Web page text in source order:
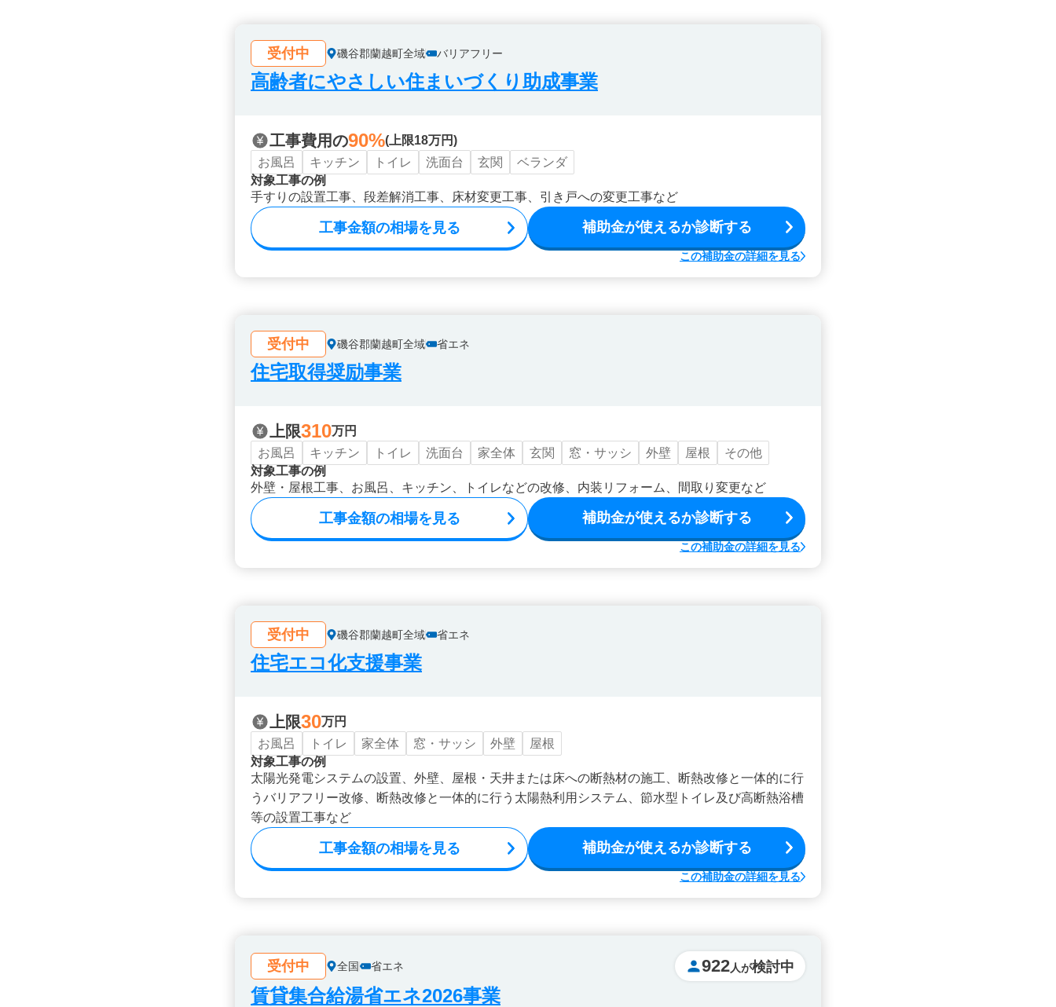
受付中 磯谷郡蘭越町全域 バリアフリー
高齢者にやさしい住まいづくり助成事業
工事費用の90%(上限18万円)
お風呂
キッチン トイレ 洗面台 玄関
ベランダ
対象工事の例
手すりの設置工事、段差解消工事、床材変更工事、引き戸への変更工事など
工事金額の相場を見る 補助金が使えるか診断する
この補助金の詳細を見る
受付中 磯谷郡蘭越町全域 省エネ
住宅取得奨励事業
上限310万円
お風呂
キッチン トイレ 洗面台 家全体 玄関 窓・サッシ 外壁 屋根
その他
対象工事の例
外壁・屋根工事、お風呂、キッチン、トイレなどの改修、内装リフォーム、間取り変更など
工事金額の相場を見る 補助金が使えるか診断する
この補助金の詳細を見る
受付中 磯谷郡蘭越町全域 省エネ
住宅エコ化支援事業
上限30万円
お風呂
トイレ 家全体 窓・サッシ 外壁
屋根
対象工事の例
太陽光発電システムの設置、外壁、屋根・天井または床への断熱材の施工、断熱改修と一体的に行
うバリアフリー改修、断熱改修と一体的に行う太陽熱利用システム、節水型トイレ及び高断熱浴槽
等の設置工事など
工事金額の相場を見る 補助金が使えるか診断する
この補助金の詳細を見る
受付中 全国 省エネ 922人が検討中
賃貸集合給湯省エネ2026事業